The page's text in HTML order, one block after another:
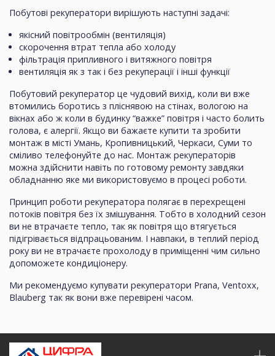
Побутові рекуператори вирішують наступні задачі:
якісний повітрообмін (вентиляція)
скорочення втрат тепла або холоду
фільтрація припливного і витяжного повітря
вентиляція як з так і без рекуперації і інші функції
Побутовий рекуператор це чудовий вихід, коли ви вже
втомились боротись з пліснявою на стінах, вологою на
вікнах або ж коли в будинку “важке” повітря і часто болить
голова, є алергії. Якщо ви бажаєте купити та зробити
монтаж в місті Умань, Кропивницький, Черкаси, Суми то
сміливо телефонуйте до нас. Монтаж рекуператорів
можна здійснити навіть по готовому ремонту завдяки
обладнанню яке ми використовуємо в процесі роботи.
Принцип роботи рекуператора полягає в перехрещені
потоків повітря без їх змішування. Тобто в холодний сезон
ви не втрачаєте тепло, так як повітря що втягується
підігрівається відпрацьованим. І навпаки, в теплий період
року ви не втрачаєте прохолоду в приміщенні чим сильно
допоможете кондиціонеру.
Ми рекомендуємо купувати рекуператори Prana, Ventoxx,
Blauberg так як вони вже перевірені часом.